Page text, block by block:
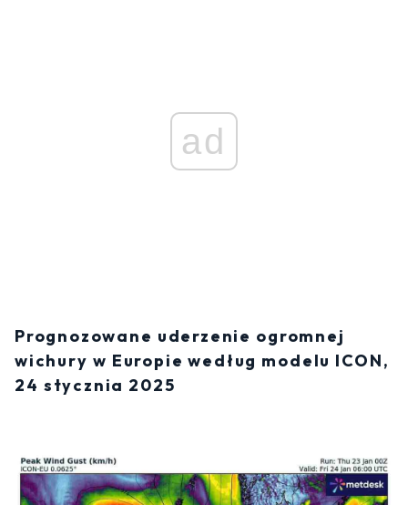
ad
Prognozowane uderzenie ogromnej
wichury w Europie według modelu ICON,
24 stycznia 2025